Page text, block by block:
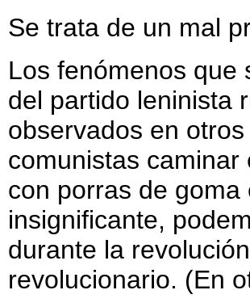
Se trata de un mal
Los fenómenos que
del partido leninista
observados en
comunistas
con porras de goma
insignificante,
durante la
revolucionario. (En